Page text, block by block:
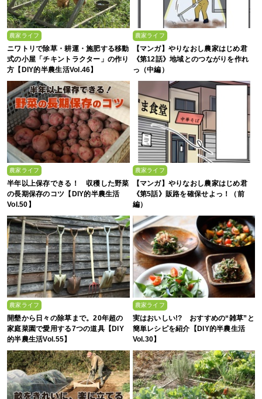
農家ライフ
ニワトリで除草・耕運・施肥する移動
式の小屋「チキントラクター」の作り
方【DIY的半農生活Vol.46】
農家ライフ
【マンガ】やりなおし農家はじめ君
《第12話》地域とのつながりを作れ
っ（中編）
農家ライフ
半年以上保存できる！ 収穫した野菜
の長期保存のコツ【DIY的半農生活
Vol.50】
農家ライフ
【マンガ】やりなおし農家はじめ君
《第5話》販路を確保せよっ！（前
編）
農家ライフ
開墾から日々の除草まで。20年超の
家庭菜園で愛用する7つの道具【DIY
的半農生活Vol.55】
農家ライフ
実はおいしい!? おすすめの“雑草”と
簡単レシピを紹介【DIY的半農生活
Vol.30】